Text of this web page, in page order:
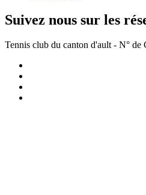
Suivez nous sur les
Tennis club du canton d'ault - N° de